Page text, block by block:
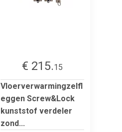
€ 215.15
Vloerverwarmingzelfl
eggen Screw&Lock
kunststof verdeler
zond...